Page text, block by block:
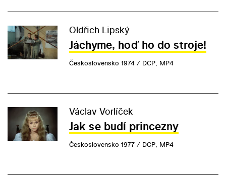
Oldřich Lipský
Jáchyme, hoď ho do stroje!
Československo 1974 / DCP, MP4
Václav Vorlíček
Jak se budí princezny
Československo 1977 / DCP, MP4